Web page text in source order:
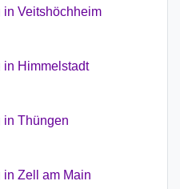
Veitshöchheim
in Himmelstadt
in Thüngen
Zell am Main